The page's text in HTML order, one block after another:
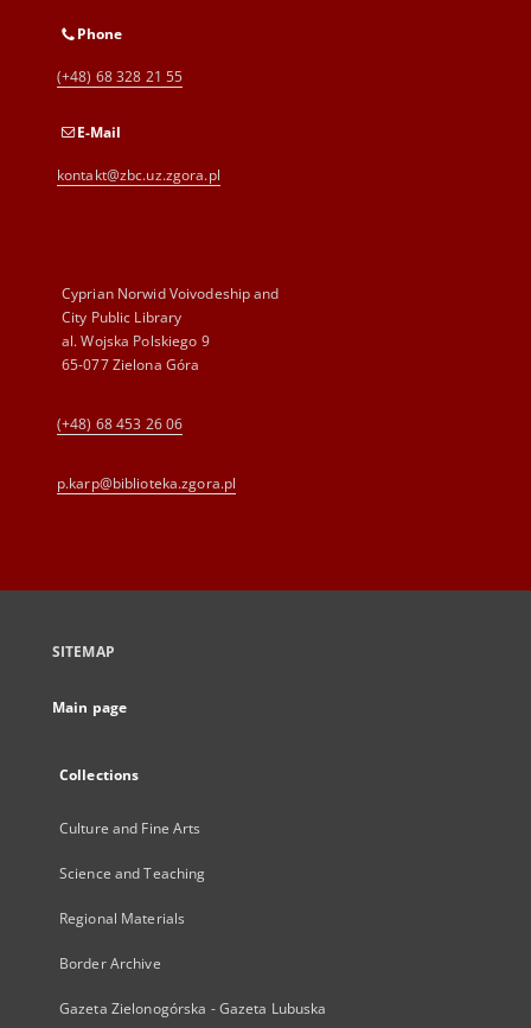
Phone
(+48) 68 328 21 55
E-Mail
kontakt@zbc.uz.zgora.pl
Cyprian Norwid Voivodeship and
City Public Library
al. Wojska Polskiego 9
65-077 Zielona Góra
(+48) 68 453 26 06
p.karp@biblioteka.zgora.pl
SITEMAP
Main page
Collections
Culture and Fine Arts
Science and Teaching
Regional Materials
Border Archive
Gazeta Zielonogórska - Gazeta Lubuska